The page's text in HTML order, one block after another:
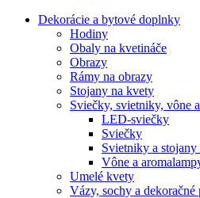
Dekorácie a bytové doplnky
Hodiny
Obaly na kvetináče
Obrazy
Rámy na obrazy
Stojany na kvety
Sviečky, svietniky, vône
LED-sviečky
Sviečky
Svietniky a
Vône a
Umelé kvety
Vázy, sochy a dekoračné